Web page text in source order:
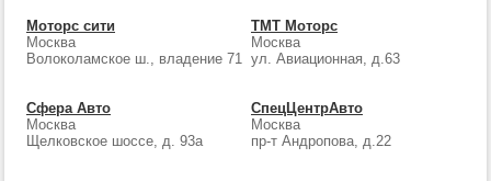
Моторс сити
Москва
Волоколамское ш., владение 71
ТМТ Моторс
Москва
ул. Авиационная, д.63
Сфера Авто
Москва
Щелковское шоссе, д. 93а
СпецЦентрАвто
Москва
пр-т Андропова, д.22